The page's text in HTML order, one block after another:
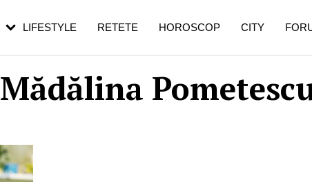
Mădălina
LIFESTYLE RETETE HOROSCOP CITY
pe măsură ce înaintezi în vârstă